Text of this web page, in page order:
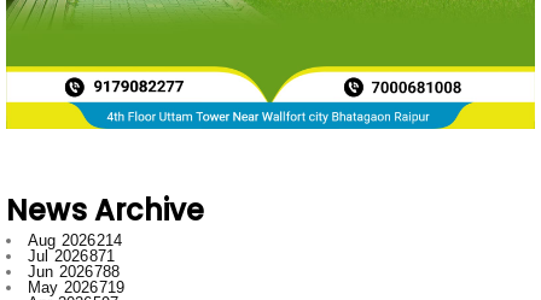
News Archive
Jun 2026
788
May 2026719
Apr 2026597
Mar 2026596
Feb 2026634
Jan 2026749
Dec 2025697